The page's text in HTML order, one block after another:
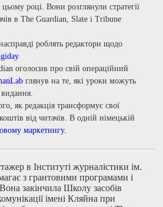
році. Вони розглянули стратегії
в The Guardian, Slate і Tribune
роблять редактори щодо
оголосив про свій операційний
глянув на те, які уроки можуть
як редакція трансформує свої
від читачів. В одній німецькій
маркетингу.
в Інституті журналістики ім.
з грантовими програмами і
закінчила Школу засобів
імені Кляйна при